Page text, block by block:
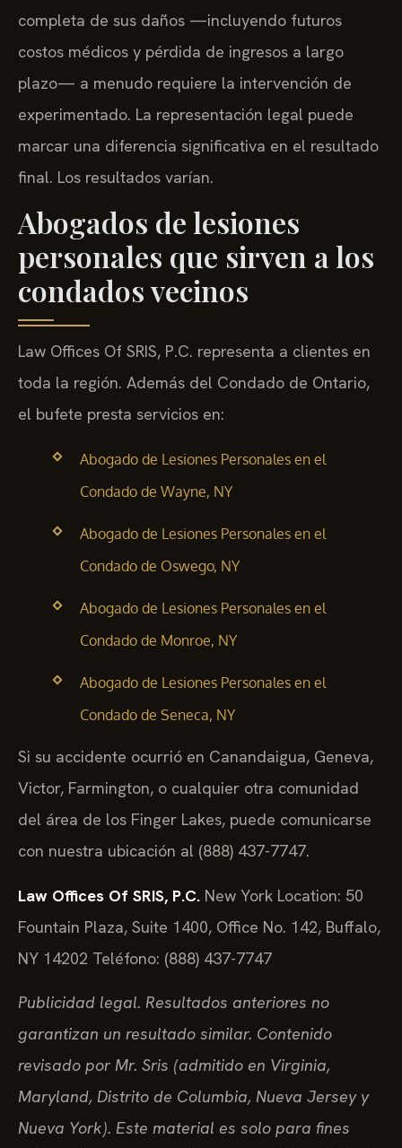
completa de sus daños —incluyendo futuros
costos médicos y pérdida de ingresos a largo
plazo— a menudo requiere la intervención de
experimentado. La representación legal puede
marcar una diferencia significativa en el resultado
final. Los resultados varían.
Abogados de lesiones
personales que sirven a los
condados vecinos
Law Offices Of SRIS, P.C. representa a clientes en
toda la región. Además del Condado de Ontario,
el bufete presta servicios en:
Abogado de Lesiones Personales en el
Condado de Wayne, NY
Abogado de Lesiones Personales en el
Condado de Oswego, NY
Abogado de Lesiones Personales en el
Condado de Monroe, NY
Abogado de Lesiones Personales en el
Condado de Seneca, NY
Si su accidente ocurrió en Canandaigua, Geneva,
Victor, Farmington, o cualquier otra comunidad
del área de los Finger Lakes, puede comunicarse
con nuestra ubicación al (888) 437-7747.
Law Offices Of SRIS, P.C. New York Location: 50
Fountain Plaza, Suite 1400, Office No. 142, Buffalo,
NY 14202 Teléfono: (888) 437-7747
Publicidad legal. Resultados anteriores no
garantizan un resultado similar. Contenido
revisado por Mr. Sris (admitido en Virginia,
Maryland, Distrito de Columbia, Nueva Jersey y
Nueva York). Este material es solo para fines